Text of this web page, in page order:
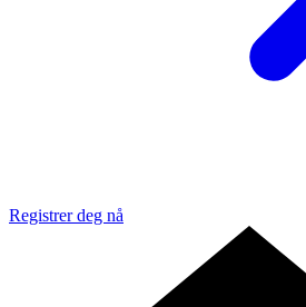
Registrer deg nå